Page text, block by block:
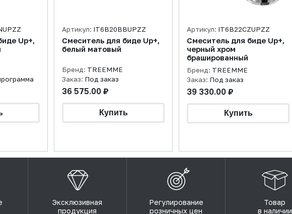
Up+,
Артикул: IT6B20BBUPZZ
Смеситель для биде Up+,
белый матовый
Бренд: TREEMME
Заказ: Под заказ
36 575.00 ₽
Артикул: IT6B22CZUPZZ
Смеситель для биде Up+,
черный хром
брашированный
Бренд: TREEMME
Заказ: Под заказ
39 330.00 ₽
Эксклюзивная
продукция
Регулирование
розничных цен
Товар
в наличии